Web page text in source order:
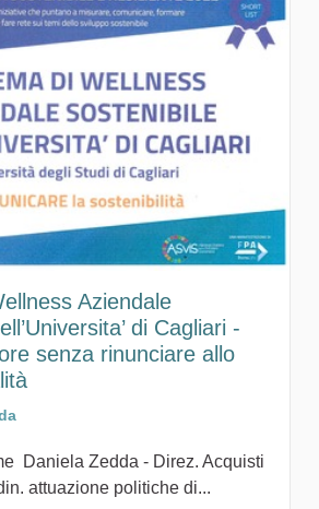
Aziendale
di Cagliari -
senza rinunciare allo
Daniela Zedda - Direz. Acquisti
attuazione politiche di...